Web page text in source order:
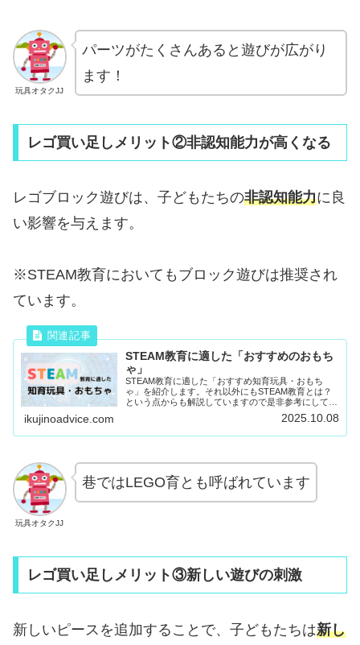
玩具オタクJJ
パーツがたくさんあると遊びが広がり
ます！
レゴ買い足しメリット②非認知能力が高くなる
レゴブロック遊びは、子どもたちの非認知能力に良
い影響を与えます。
※STEAM教育においてもブロック遊びは推奨され
ています。
STEAM教育に適した「おすすめのおもち
ゃ」
STEAM教育に適した「おすすめ知育玩具・おもち
ゃ」を紹介します。それ以外にもSTEAM教育とは？
という点からも解説していますので是非参考にしてみ
ikujinoadvice.com 2025.10.08
玩具オタクJJ
巷ではLEGO育とも呼ばれています
レゴ買い足しメリット③新しい遊びの刺激
新しいピースを追加することで、子どもたちは新し